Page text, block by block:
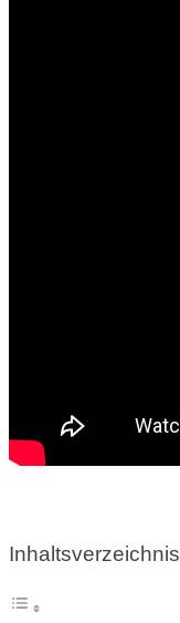
Inhaltsverzeichnis